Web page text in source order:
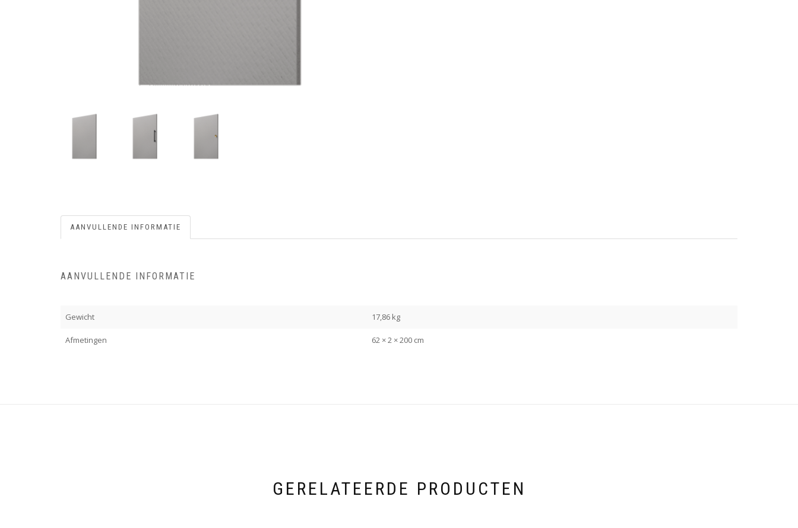
AANVULLENDE INFORMATIE
AANVULLENDE INFORMATIE
Gewicht 17,86 kg
Afmetingen 62 × 2 × 200 cm
GERELATEERDE PRODUCTEN